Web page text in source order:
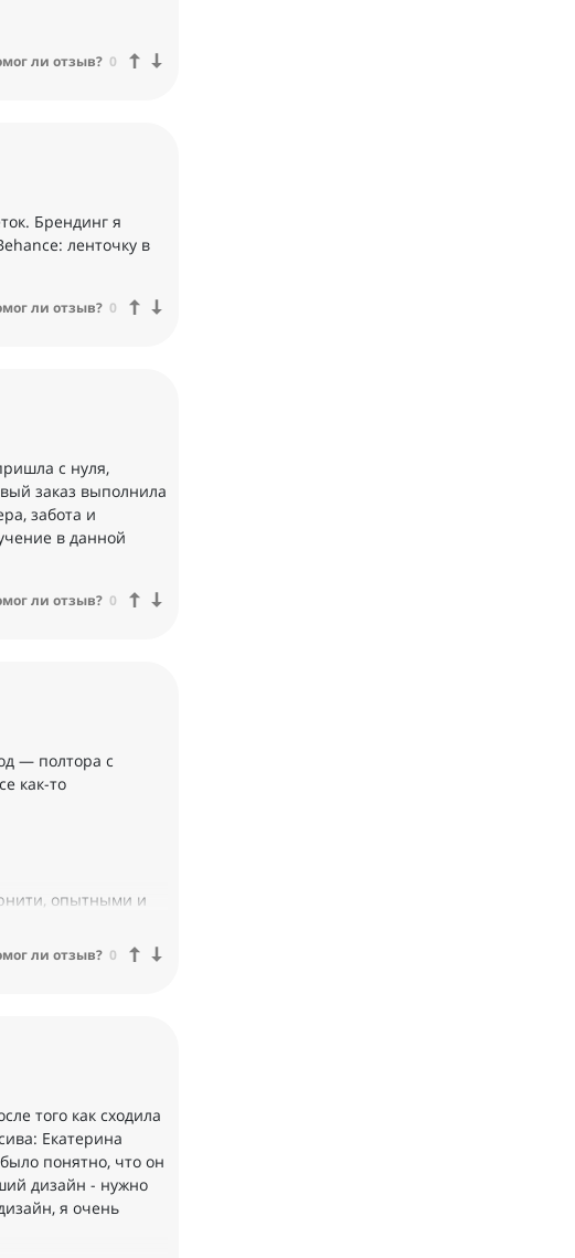
ли отзыв? 0
Брендинг я
ленточку в
ли отзыв? 0
с нуля,
заказ выполнила
забота и
в данной
ли отзыв? 0
— полтора с
как-то
опытными и
обратная
ли отзыв? 0
того как сходила
Екатерина
понятно, что он
дизайн - нужно
я очень